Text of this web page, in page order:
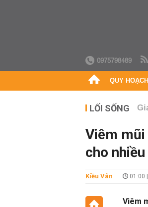
0975798489
QUY HOẠCH
LỐI SỐNG
Viêm mũi
cho
Kiều Vân 01:00
Viêm